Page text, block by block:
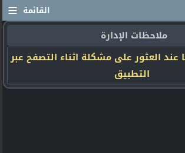
≡ القائمة
ملاحظات الإدارة
عند العثور على مشكلة اثناء التصفح عبر
التطبيق